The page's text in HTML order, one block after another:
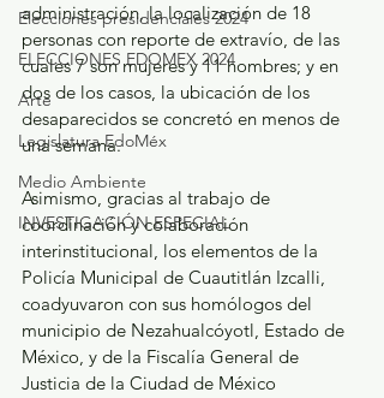
Elecciones presidenciales 2024
ELECCIONES EDOMEX 2024
Arte
Legislatura EdoMéx
Medio Ambiente
INVESTIGACIÓN ESPECIAL
administración, la localización de 18
personas con reporte de extravío, de las
cuales 7 son mujeres y 11 hombres; y en
dos de los casos, la ubicación de los
desaparecidos se concretó en menos de
una semana.
Asimismo, gracias al trabajo de
coordinación y colaboración
interinstitucional, los elementos de la
Policía Municipal de Cuautitlán Izcalli,
coadyuvaron con sus homólogos del
municipio de Nezahualcóyotl, Estado de
México, y de la Fiscalía General de
Justicia de la Ciudad de México